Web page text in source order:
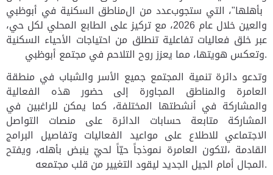
عدد من المناطق السكنية في أبوظبي
والعين خلال عام 2026، مع تركيز على الطابع المحلي لكل حي،
عبر خلق فعاليات تفاعلية تنطلق من احتياجات الأحياء السكنية
وتعكس هويتها، مما يعزز روح التلاحم في مجتمع أبوظبي.
وتدعو دائرة تنمية المجتمع جميع الأسر والشباب في منطقة
العامرة والمناطق المجاورة إلى حضور هذه الفعالية
والمشاركة في أنشطتها المختلفة، كما يمكن للراغبين في
المشاركة متابعة حسابات الدائرة على منصات التواصل
الاجتماعي للاطلاع على مواعيد الفعاليات وتفاصيل البرامج
القادمة ،لتكون العامرة نموذجاً حيّاً لحيّ ينبض بأهله، ويفتح
المجال أمام الجيل الجديد ليقود التغيير من قلب مجتمعه.